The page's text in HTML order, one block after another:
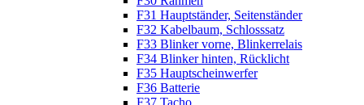
F31 Hauptständer, Seitenständer
F32 Kabelbaum, Schlosssatz
F33 Blinker vorne, Blinkerrelais
F34 Blinker hinten, Rücklicht
F35 Hauptscheinwerfer
F36 Batterie
F37 Tacho